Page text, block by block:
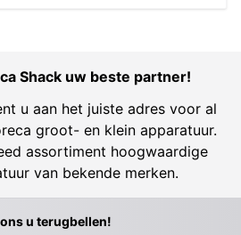
Shack uw beste partner!
u aan het juiste adres voor al
groot- en klein apparatuur.
assortiment hoogwaardige
van bekende merken.
u terugbellen!